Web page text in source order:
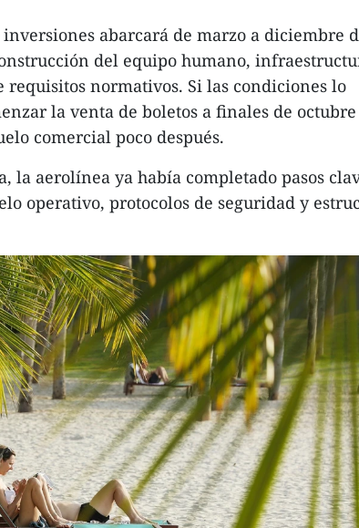
abarcará de marzo a diciembre
del equipo humano,
normativos. Si las condiciones lo
la venta de boletos a finales de octubre
comercial poco después.
la aerolínea ya había completado pasos
operativo, protocolos de seguridad y